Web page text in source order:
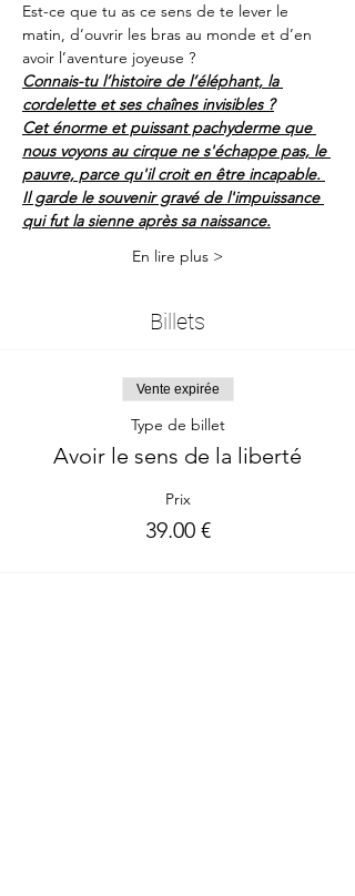
Est-ce que tu as ce sens de te lever le
matin, d’ouvrir les bras au monde et d’en
avoir l’aventure joyeuse ?
Connais-tu l’histoire de l’éléphant, la
cordelette et ses chaînes invisibles ?
Cet énorme et puissant pachyderme que
nous voyons au cirque ne s'échappe pas, le
pauvre, parce qu'il croit en être incapable.
Il garde le souvenir gravé de l'impuissance
qui fut la sienne après sa naissance.
En lire plus >
Billets
Vente expirée
Type de billet
Avoir le sens de la liberté
Prix
39.00 €